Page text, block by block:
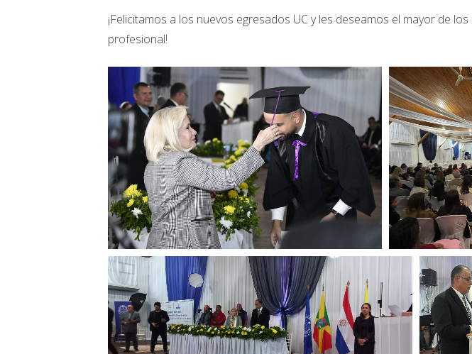
¡Felicitamos a los nuevos egresados UC y les deseamos el mayor de
profesional!